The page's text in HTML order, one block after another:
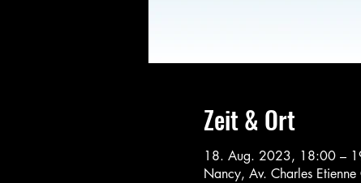
Zeit & Ort
18. Aug. 2023, 18:00 –
Nancy, Av. Charles